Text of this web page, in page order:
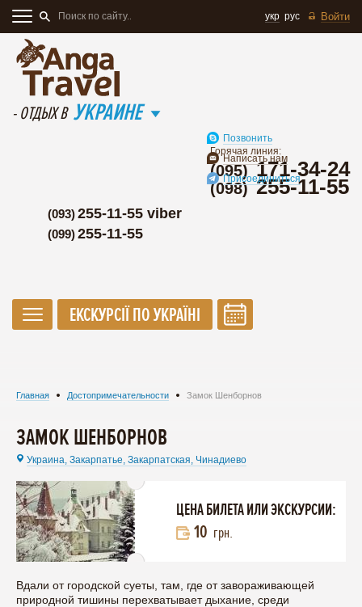
Войти
укр рус
- ОТДЫХ В УКРАИНЕ
Горячая линия:
(095)171-34-24
(098)255-11-55
(093)255-11-55 viber
(099)255-11-55
Позвонить
Написать нам
Присоединиться
ЕКСКУРСІЇ ПО УКРАЇНІ
Главная Достопримечательности Замок Шенборнов
ЗАМОК ШЕНБОРНОВ
Украина, Закарпатье, Закарпатская, Чинадиево
ЦЕНА БИЛЕТА ИЛИ ЭКСКУРСИИ:
10 грн.
Вдали от городской суеты, там, где от завораживающей
природной тишины перехватывает дыхание, среди